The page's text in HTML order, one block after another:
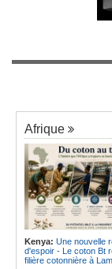
Afrique
Kenya: Une nouvelle
d'espoir - Le coton Bt
filière cotonnière à